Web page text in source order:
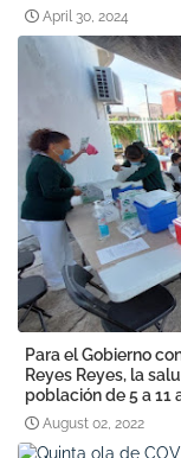
April 30, 2024
Para el Gobierno
Reyes Reyes, la
población de 5 a 11
August 02, 2022